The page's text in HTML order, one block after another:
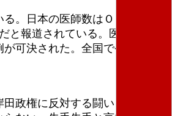
。日本の医師数はＯＥＣＤ平
報道されている。医師が足り
可決された。全国で公立・公
政権に反対する闘いを続けて